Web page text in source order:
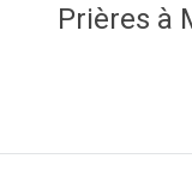
Prières à